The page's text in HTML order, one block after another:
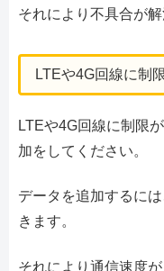
それにより不具合が
LTEや4G回線に制
LTEや4G回線に制限
加をしてください。
データを追加するに
きます。
それにより通信速度